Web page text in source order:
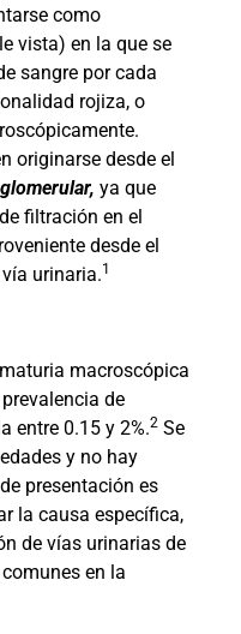
como
vista) en la que se
sangre por cada
rojiza, o
originarse desde el
glomerular, ya que
filtración en el
desde el
urinaria.1
macroscópica
de
entre 0.15 y 2%.2 Se
y no hay
presentación es
la causa específica,
de vías urinarias de
en la